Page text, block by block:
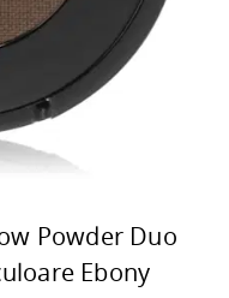
Powder Duo
Ebony